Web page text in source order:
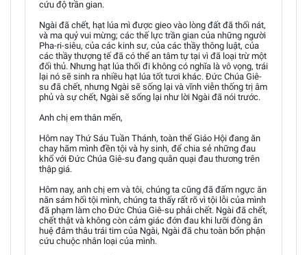
cứu độ trần gian.
Ngài đã chết, hạt lúa mì được gieo vào lòng đất đã thối nát,
và ma quỷ vui mừng; các thế lực trần gian của những người
Pha-ri-siêu, của các kinh sư, của các thầy thông luật, của
các thầy thượng tế đã có thể an tâm tự tại vì đã loại trừ một
đối thủ. Nhưng hạt lúa thối đi không có nghĩa là vô vọng, trái
lại nó sẽ sinh ra nhiều hạt lúa tốt tươi khác. Đức Chúa Giê-
su đã chết, nhưng Ngài sẽ sống lại và vĩnh viễn thống trị âm
phủ và sự chết, Ngài sẽ sống lại như lời Ngài đã nói trước.
Anh chị em thân mến,
Hôm nay Thứ Sáu Tuần Thánh, toàn thể Giáo Hội đang ăn
chay hãm mình đền tội và hy sinh, để chia sẻ những đau
khổ với Đức Chúa Giê-su đang quằn quại đau thương trên
thập giá.
Hôm nay, anh chị em và tôi, chúng ta cũng đã đấm ngực ăn
năn sám hối tội mình, chúng ta thấy rất rõ vì tội lỗi của mình
đã phạm làm cho Đức Chúa Giê-su phải chết. Ngài đã chết,
chết thật và không còn cảm giác đớn đau khi lưỡi đòng ân
huệ đâm thâu trái tim của Ngài, Ngài đã chu toàn bổn phận
cứu chuộc nhân loại của mình.